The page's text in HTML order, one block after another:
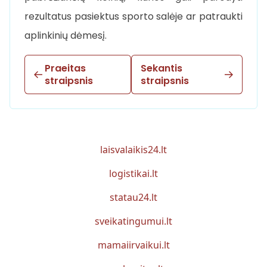
rezultatus pasiektus sporto salėje ar patraukti
aplinkinių dėmesį.
Praeitas
straipsnis
Sekantis
straipsnis
laisvalaikis24.lt
logistikai.lt
statau24.lt
sveikatingumui.lt
mamaiirvaikui.lt